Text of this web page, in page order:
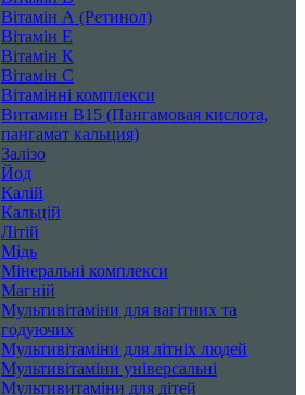
Вітамін А (Ретинол)
Вітамін Е
Вітамін К
Вітамін С
Вітамінні комплекси
Витамин B15 (Пангамовая кислота,
пангамат кальция)
Залізо
Йод
Калій
Кальцій
Літій
Мідь
Мінеральні комплекси
Магній
Мультивітаміни для вагітних та
годуючих
Мультивітаміни для літніх людей
Мультивітаміни універсальні
Мультивитаміни для дітей